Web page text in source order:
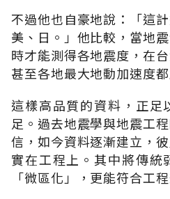
不過他也自豪地說：「這
美、日。」他比較，當地
時才能測得各地震度，在
甚至各地最大地動加速度都
這樣高品質的資料，正足
足。過去地震學與地震工
信，如今資料逐漸建立，
實在工程上。其中將傳統
「微區化」，更能符合工